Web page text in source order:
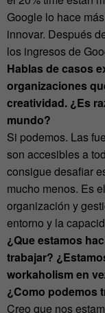
Google lo hace
innovar. Después
los ingresos de
Hablas de casos
organizaciones
creatividad. ¿Es
mundo?
Si podemos. Las
son accesibles a
consigue desafiar
mucho menos. Es
organización y
entorno y la
¿Que estamos
trabajar?
workaholism en
¿Como podemos
Creo que nos